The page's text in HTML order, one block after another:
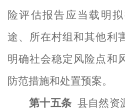
险评估报告应当载明
途、所在村组和其他利
明确社会稳定风险点和
防范措施和处置预案。
第十五条 县自然资